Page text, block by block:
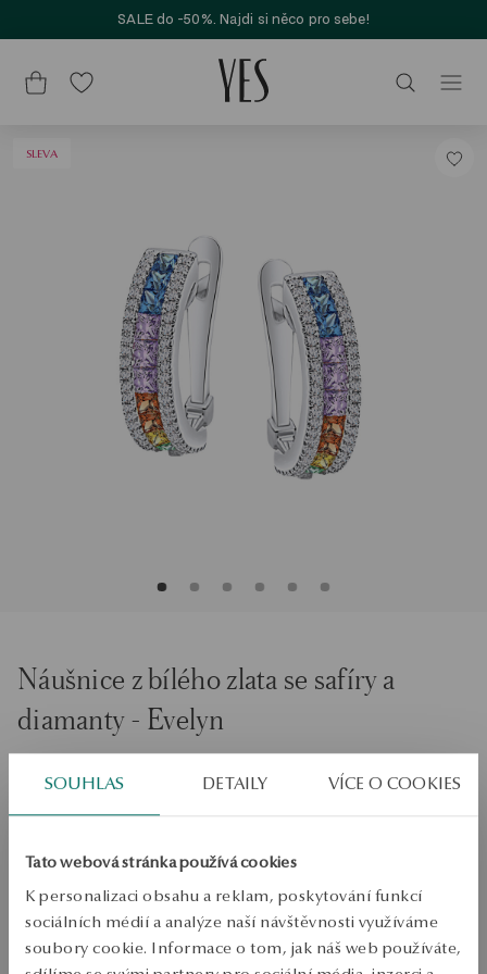
SOUHLAS DETAILY VÍCE O COOKIES
Tato webová stránka používá cookies
K personalizaci obsahu a reklam, poskytování funkcí
sociálních médií a analýze naší návštěvnosti využíváme
soubory cookie. Informace o tom, jak náš web používáte,
SALE do -50%. Najdi si něco pro sebe!
SLEVA
Náušnice z bílého zlata se safíry a
diamanty - Evelyn
Nejnižší cena za posledních 30 dní před slevou:
SALE do -50%
PRODUKT NENÍ K DISPOZICI ONLINE
Ověřte si dostupnost na prodejně